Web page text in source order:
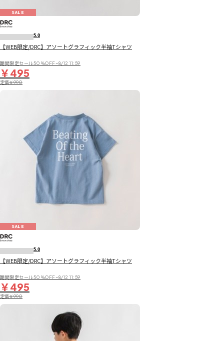
SALE
5.0
【WEB限定/DRC】アソートグラフィック半袖Tシャツ
期間限定セール50％OFF~8/12 11:59
￥495
定価￥990
SALE
5.0
【WEB限定/DRC】アソートグラフィック半袖Tシャツ
期間限定セール50％OFF~8/12 11:59
￥495
定価￥990